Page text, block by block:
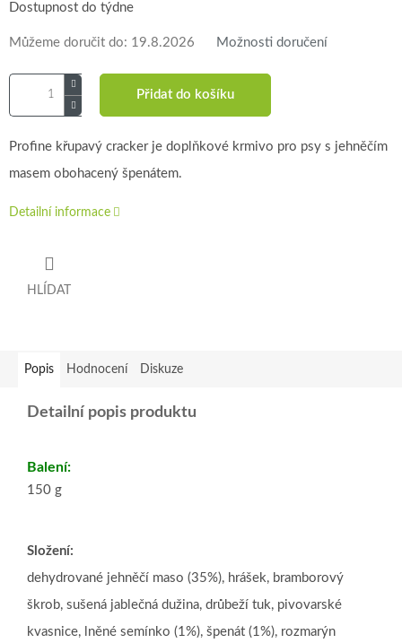
Dostupnost do týdne
Můžeme doručit do: 19.8.2026 Možnosti doručení
Přidat do košíku
Profine křupavý cracker je doplňkové krmivo pro psy s jehněčím
masem obohacený špenátem.
Detailní informace
HLÍDAT
Popis Hodnocení Diskuze
Detailní popis produktu
Balení:
150 g
Složení:
dehydrované jehněčí maso (35%), hrášek, bramborový
škrob, sušená jablečná dužina, drůbeží tuk, pivovarské
kvasnice, lněné semínko (1%), špenát (1%), rozmarýn